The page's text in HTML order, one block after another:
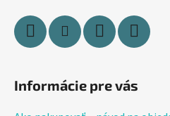
Informácie pre vás